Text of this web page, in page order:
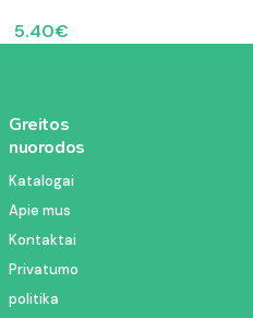
5.40€
Greitos
nuorodos
Katalogai
Apie mus
Kontaktai
Privatumo
politika